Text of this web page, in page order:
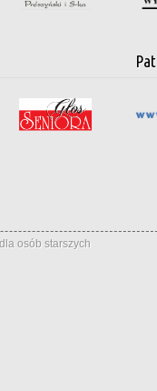
osób starszych